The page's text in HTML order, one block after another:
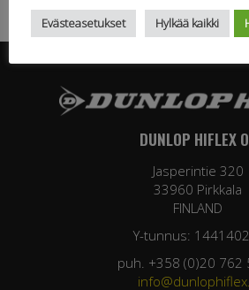
DUNLOP HIFLEX
Jasperintie 320
33960 Pirkkala
FINLAND
Y-tunnus:
puh. +358 (0)20 762
Evästeasetukset Hylkää kaikki